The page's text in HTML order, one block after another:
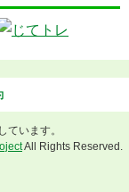
ています。
All Rights Reserved.